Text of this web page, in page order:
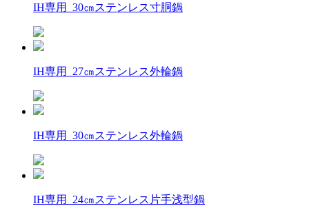
IH専用 30㎝ステンレス寸胴鍋
IH専用 27㎝ステンレス外輪鍋
IH専用 30㎝ステンレス外輪鍋
IH専用 24㎝ステンレス片手浅型鍋